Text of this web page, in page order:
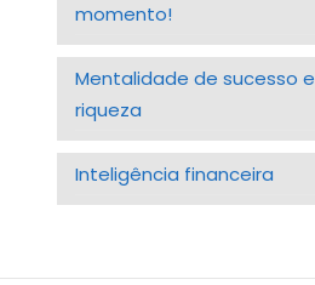
momento!
Mentalidade de sucesso e
riqueza
Inteligência financeira